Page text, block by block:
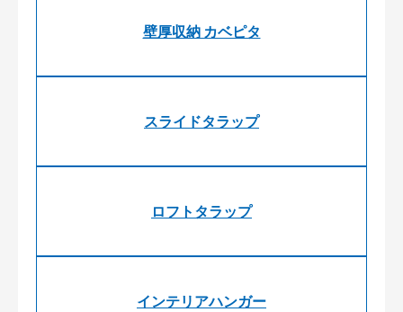
壁厚収納 カベピタ
スライドタラップ
ロフトタラップ
インテリアハンガー